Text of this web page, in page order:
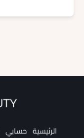
الرئيسية حسابي